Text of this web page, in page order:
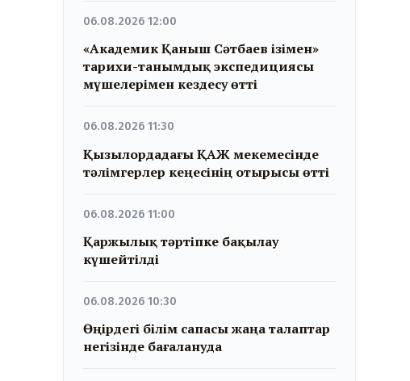
06.08.2026 12:00
«Академик Қаныш Сәтбаев ізімен»
тарихи-танымдық экспедициясы
мүшелерімен кездесу өтті
06.08.2026 11:30
Қызылордадағы ҚАЖ мекемесінде
тәлімгерлер кеңесінің отырысы өтті
06.08.2026 11:00
Қаржылық тәртіпке бақылау
күшейтілді
06.08.2026 10:30
Өңірдегі білім сапасы жаңа талаптар
негізінде бағалануда